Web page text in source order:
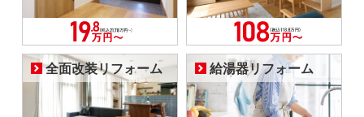
全面改装リフォーム 給湯器リフォーム